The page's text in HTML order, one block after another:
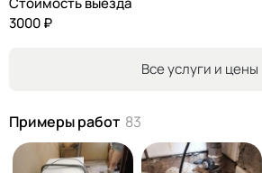
3000 ₽
Все услуги и цены
Примеры работ 83